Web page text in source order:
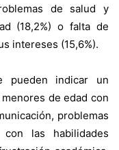
de salud y
(18,2%) o falta de
intereses (15,6%).
pueden indicar un
de edad con
problemas
las habilidades